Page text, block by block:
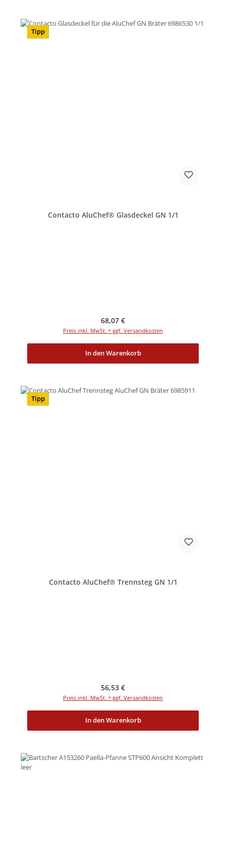
Tipp
Contacto AluChef® Glasdeckel GN 1/1
Regulärer Preis:
68,07 €
Preis inkl. MwSt. + ggf. Versandkosten
In den Warenkorb
Tipp
Contacto AluChef® Trennsteg GN 1/1
Regulärer Preis:
56,53 €
Preis inkl. MwSt. + ggf. Versandkosten
In den Warenkorb